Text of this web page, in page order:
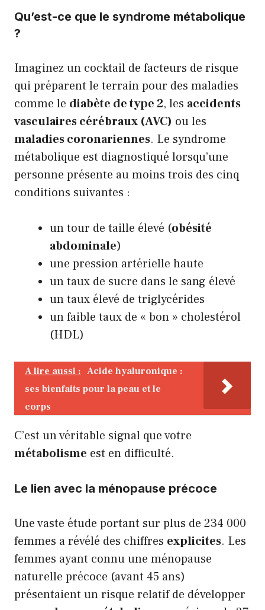
Qu’est-ce que le syndrome métabolique
?
Imaginez un cocktail de facteurs de risque
qui préparent le terrain pour des maladies
comme le diabète de type 2, les accidents
vasculaires cérébraux (AVC) ou les
maladies coronariennes. Le syndrome
métabolique est diagnostiqué lorsqu’une
personne présente au moins trois des cinq
conditions suivantes :
un tour de taille élevé (obésité
abdominale)
une pression artérielle haute
un taux de sucre dans le sang élevé
un taux élevé de triglycérides
un faible taux de « bon » cholestérol
(HDL)
A lire aussi : Acide hyaluronique :
ses bienfaits pour la peau et le
corps
C’est un véritable signal que votre
métabolisme est en difficulté.
Le lien avec la ménopause précoce
Une vaste étude portant sur plus de 234 000
femmes a révélé des chiffres explicites. Les
femmes ayant connu une ménopause
naturelle précoce (avant 45 ans)
présentaient un risque relatif de développer